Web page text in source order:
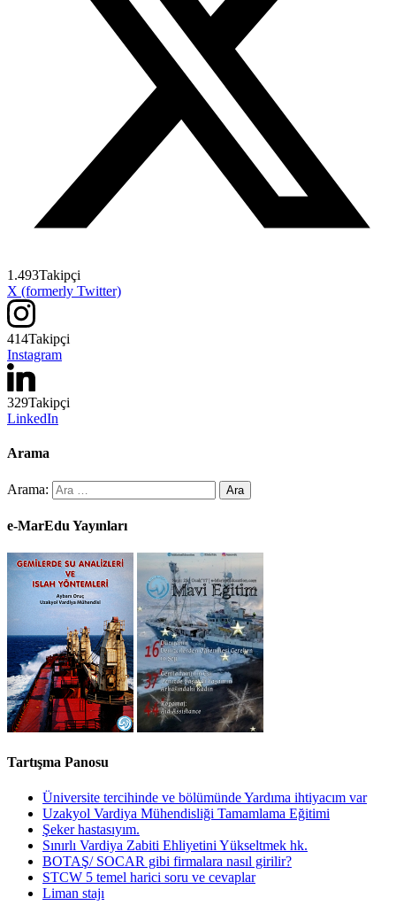
1.493Takipçi
X (formerly Twitter)
414Takipçi
Instagram
329Takipçi
LinkedIn
Arama
Arama:
e-MarEdu Yayınları
Tartışma Panosu
Üniversite tercihinde ve bölümünde Yardıma ihtiyacım var
Uzakyol Vardiya Mühendisliği Tamamlama Eğitimi
Şeker hastasıyım.
Sınırlı Vardiya Zabiti Ehliyetini Yükseltmek hk.
BOTAŞ/ SOCAR gibi firmalara nasıl girilir?
STCW 5 temel harici soru ve cevaplar
Liman stajı